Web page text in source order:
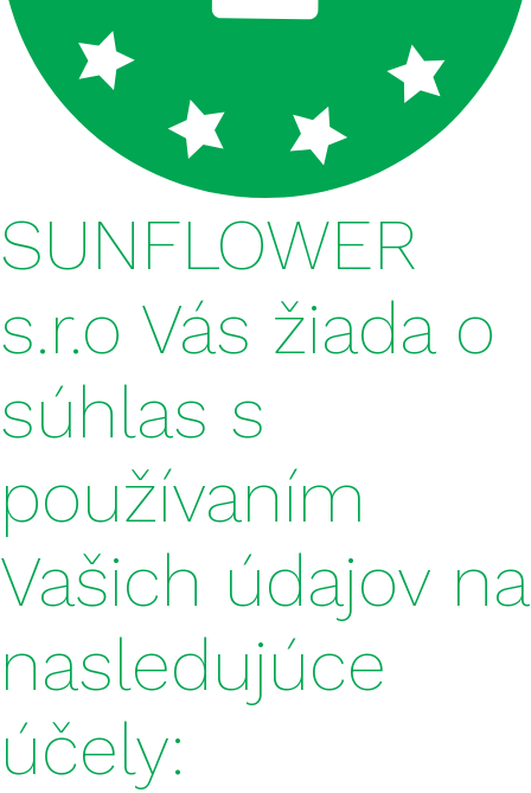
SUNFLOWER
s.r.o Vás žiada o
súhlas s
používaním
Vašich údajov na
nasledujúce
účely: